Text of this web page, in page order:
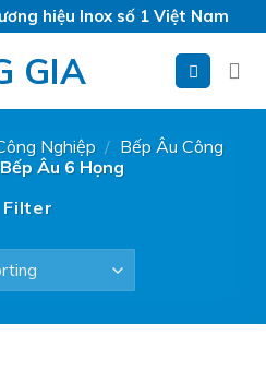
hiệu Inox số 1 Việt Nam
Nghiệp / Bếp Âu Công
Bếp Âu 6 Họng
Filter